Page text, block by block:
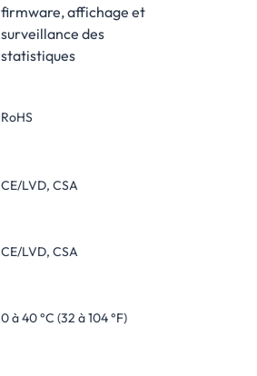
firmware, affichage et
surveillance des
statistiques
RoHS
CE/LVD, CSA
CE/LVD, CSA
0 à 40 °C (32 à 104 °F)